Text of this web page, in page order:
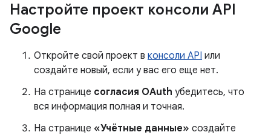
Настройте проект консоли API
Google
Откройте свой проект в консоли API или
создайте новый, если у вас его еще нет.
На странице согласия OAuth убедитесь, что
вся информация полная и точная.
На странице «Учётные данные» создайте